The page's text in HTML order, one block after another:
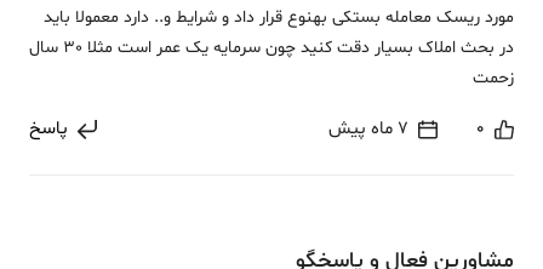
مورد ریسک معامله بستکی بهنوع قرار داد و شرایط و.. دارد معمولا باید
در بحث املاک بسیار دقت کنید چون سرمایه یک عمر است مثلا 30 سال
زحمت
0 7 ماه پیش پاسخ
مشاورین فعال و پاسخگو